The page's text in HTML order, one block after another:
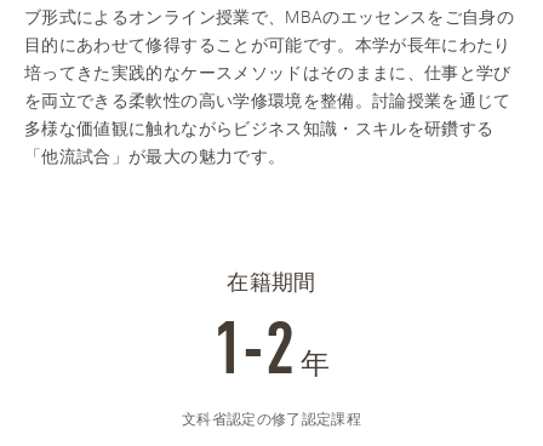
ブ形式によるオンライン授業で、MBAのエッセンスをご自身の
目的にあわせて修得することが可能です。本学が長年にわたり
培ってきた実践的なケースメソッドはそのままに、仕事と学び
を両立できる柔軟性の高い学修環境を整備。討論授業を通じて
多様な価値観に触れながらビジネス知識・スキルを研鑽する
「他流試合」が最大の魅力です。
在籍期間
1-2 年
文科省認定の修了認定課程